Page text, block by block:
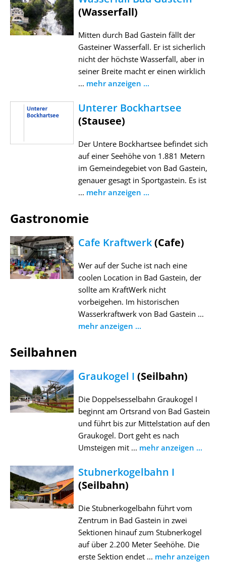
(Wasserfall)
Mitten durch Bad Gastein fällt der
Gasteiner Wasserfall. Er ist sicherlich
nicht der höchste Wasserfall, aber in
seiner Breite macht er einen wirklich
... mehr anzeigen ...
Unterer Bockhartsee
(Stausee)
Der Untere Bockhartsee befindet sich
auf einer Seehöhe von 1.881 Metern
im Gemeindegebiet von Bad Gastein,
genauer gesagt in Sportgastein. Es ist
... mehr anzeigen ...
Gastronomie
Cafe Kraftwerk(Cafe)
Wer auf der Suche ist nach eine
coolen Location in Bad Gastein, der
sollte am KraftWerk nicht
vorbeigehen. Im historischen
Wasserkraftwerk von Bad Gastein ...
mehr anzeigen ...
Seilbahnen
Graukogel I (Seilbahn)
Die Doppelsesselbahn Graukogel I
beginnt am Ortsrand von Bad Gastein
und führt bis zur Mittelstation auf den
Graukogel. Dort geht es nach
Umsteigen mit ... mehr anzeigen ...
Stubnerkogelbahn I
(Seilbahn)
Die Stubnerkogelbahn führt vom
Zentrum in Bad Gastein in zwei
Sektionen hinauf zum Stubnerkogel
auf über 2.200 Meter Seehöhe. Die
erste Sektion endet ... mehr anzeigen